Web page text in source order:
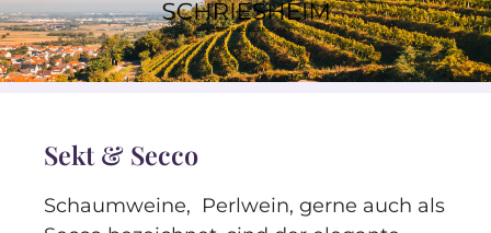
Sekt & Secco
Schaumweine, Perlwein, gerne auch als